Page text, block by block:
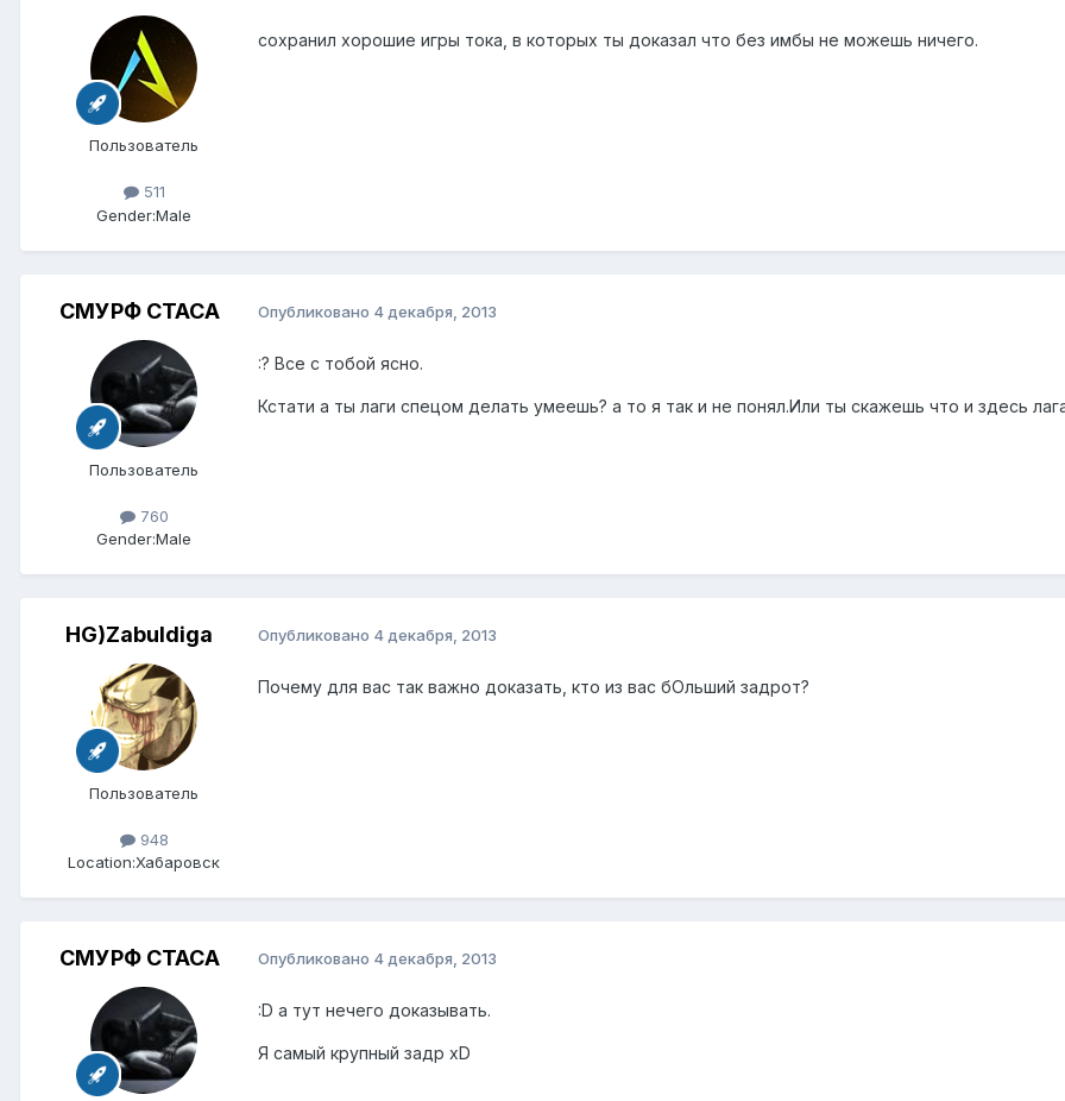
Пользователь
511
Gender:Male
сохранил хорошие игры тока, в которых ты доказал что без имбы не можешь ничего.
СМУРФ СТАСА
Пользователь
760
Gender:Male
Опубликовано 4 декабря, 2013
:? Все с тобой ясно.
Кстати а ты лаги спецом делать умеешь? а то я так и не понял.Или ты скажешь что и здесь
HG)Zabuldiga
Пользователь
948
Location:Хабаровск
Опубликовано 4 декабря, 2013
Почему для вас так важно доказать, кто из вас бОльший задрот?
СМУРФ СТАСА Опубликовано 4 декабря, 2013
:D а тут нечего доказывать.
Я самый крупный задр xD